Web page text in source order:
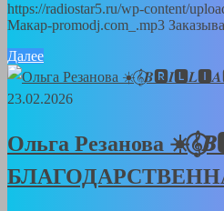
https://radiostar5.ru/wp-content/
Макар-promodj.com_.mp3
Далее
23.02.2026
Ольга Резанова